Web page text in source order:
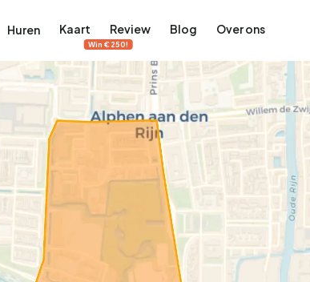
Huren Kaart Review
Win €250!
Blog Over ons